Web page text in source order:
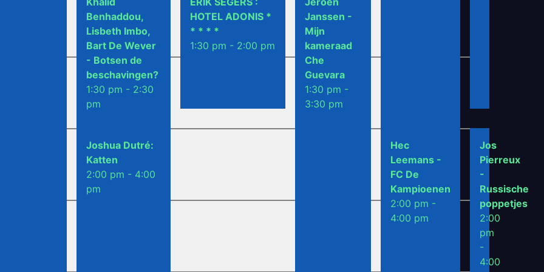
Gijsemans
- Aaron
1:30 pm -
3:30 pm
Janssen -
Mijn
kameraad
Che
Guevara
1:30 pm -
3:30 pm
HOTEL ADONIS *
* * * *
1:30 pm - 2:00 pm
Benhaddou,
Lisbeth Imbo,
Bart De Wever
- Botsen de
beschavingen?
1:30 pm - 2:30
pm
Hec
Leemans
2:00 pm -
4:00 pm
Joshua Dutré:
Katten
2:00 pm - 4:00
pm
Patrick
Cornelis -
Waldin
2:00 pm -
6:00 pm
Hec
Leemans -
FC De
Kampioenen
2:00 pm -
4:00 pm
Jos
Pierreux
-
Russische
poppetjes
2:00
pm
-
4:00